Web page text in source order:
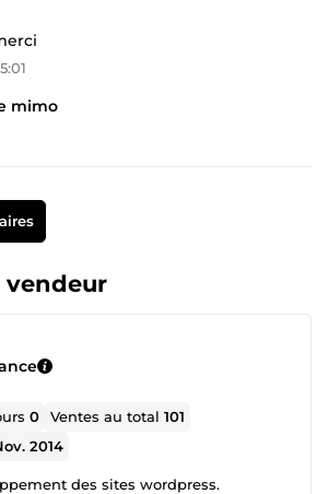
mimo
vendeur
0 Ventes au total101
2014
Création et développement des sites wordpress.